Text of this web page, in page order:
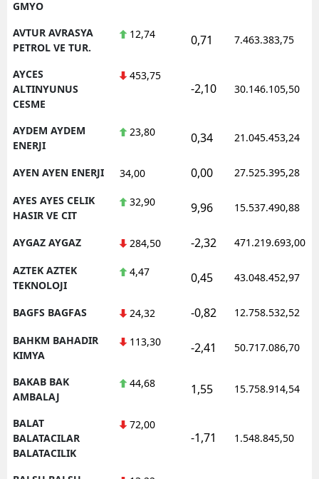
GMYO
AVTUR AVRASYA
PETROL VE TUR.
12,74 0,71 7.463.383,75
AYCES
ALTINYUNUS
CESME
453,75
-2,10 30.146.105,50
AYDEM AYDEM
ENERJI
23,80 0,34 21.045.453,24
AYEN AYEN ENERJI 34,00 0,00 27.525.395,28
AYES AYES CELIK
HASIR VE CIT
32,90 9,96 15.537.490,88
AYGAZ AYGAZ 284,50 -2,32 471.219.693,00
AZTEK AZTEK
TEKNOLOJI
4,47 0,45 43.048.452,97
BAGFS BAGFAS 24,32 -0,82 12.758.532,52
BAHKM BAHADIR
KIMYA
113,30 -2,41 50.717.086,70
BAKAB BAK
AMBALAJ
44,68 1,55 15.758.914,54
BALAT
BALATACILAR
BALATACILIK
72,00
-1,71 1.548.845,50